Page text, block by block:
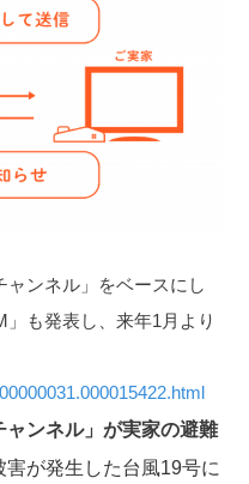
ャンネル」をベースにし
も発表し、来年1月より
ャンネル」が実家の避難
害が発生した台風19号に